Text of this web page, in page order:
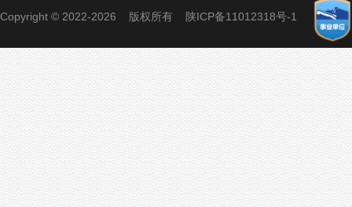
Copyright © 2022-2026 版权所有 陕ICP备11012318号-1